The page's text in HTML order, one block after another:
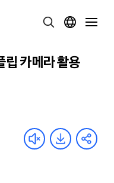
립 카메라 활용